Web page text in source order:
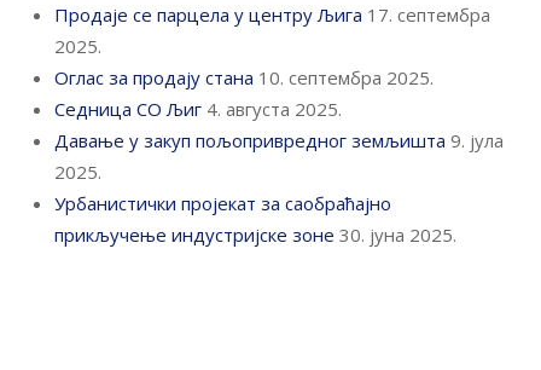
Продаје се парцела у центру Љига 17. септембра
2025.
Оглас за продају стана 10. септембра 2025.
Седница СО Љиг 4. августа 2025.
Давање у закуп пољопривредног земљишта 9. јула
2025.
Урбанистички пројекат за саобраћајно
прикључење индустријске зоне 30. јуна 2025.